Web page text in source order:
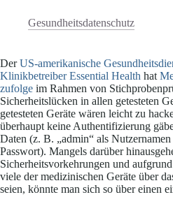
Gesundheitsdatenschutz
DerUS-amerikanische
Klinikbetreiber Essential Health hat
zufolge im Rahmen von
Sicherheitslücken in allen getesteten
getesteten Geräte wären leicht zu
überhaupt keine Authentifizierung
Daten (z. B. „admin“ als
Passwort). Mangels darüber
Sicherheitsvorkehrungen und
viele der medizinischen Geräte über
seien, könnte man sich so über einen